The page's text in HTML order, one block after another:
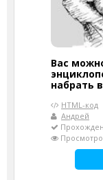
Вас
набрать
HTML-код
Андрей